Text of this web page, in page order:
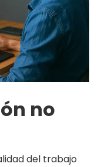
no
del trabajo